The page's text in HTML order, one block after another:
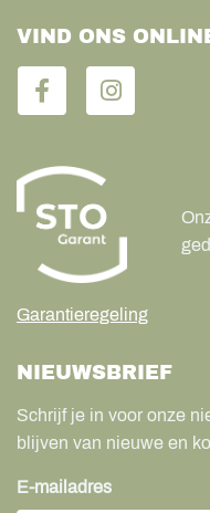
VIND ONS
Garantieregeling
NIEUWSBRIEF
Schrijf je in voor onze
blijven van nieuwe en
E-mailadres